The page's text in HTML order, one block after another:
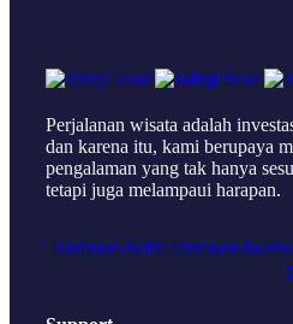
Perjalanan wisata adalah
dan karena itu, kami berupaya
pengalaman yang tak hanya
tetapi juga melampaui harapan.
Icomoon-twitte Icomoon-